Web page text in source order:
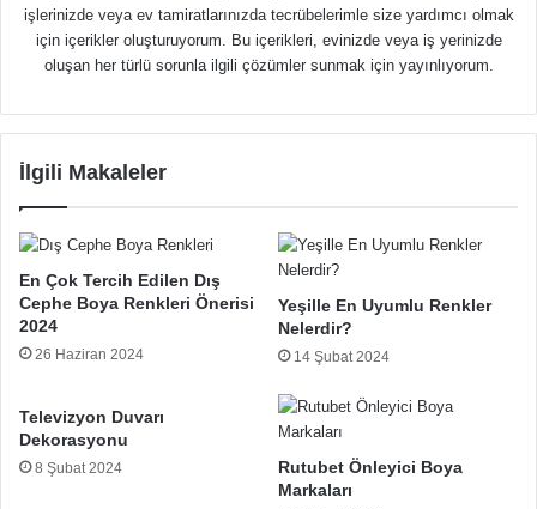
işlerinizde veya ev tamiratlarınızda tecrübelerimle size yardımcı olmak
için içerikler oluşturuyorum. Bu içerikleri, evinizde veya iş yerinizde
oluşan her türlü sorunla ilgili çözümler sunmak için yayınlıyorum.
İlgili Makaleler
En Çok Tercih Edilen Dış
Cephe Boya Renkleri Önerisi
2024
26 Haziran 2024
Yeşille En Uyumlu Renkler
Nelerdir?
14 Şubat 2024
Televizyon Duvarı
Dekorasyonu
8 Şubat 2024
Rutubet Önleyici Boya
Markaları